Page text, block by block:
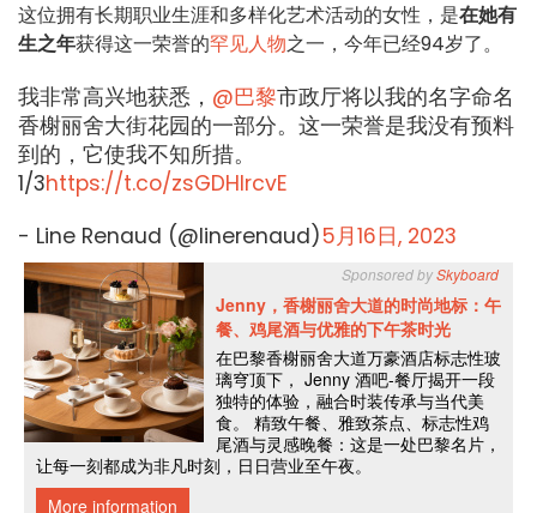
这位拥有长期职业生涯和多样化艺术活动的女性，是在她有
生之年获得这一荣誉的罕见人物之一，今年已经94岁了。
我非常高兴地获悉， @巴黎市政厅将以我的名字命名
香榭丽舍大街花园的一部分。这一荣誉是我没有预料
到的，它使我不知所措。
1/3https://t.co/zsGDHlrcvE
- Line Renaud (@linerenaud)5月16日, 2023